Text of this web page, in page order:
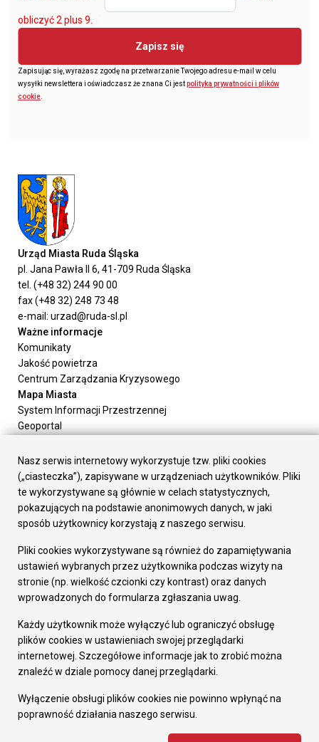
obliczyć 2 plus 9.
Zapisz się
Zapisując się, wyrażasz zgodę na przetwarzanie Twojego adresu e-mail w celu
wysyłki newslettera i oświadczasz że znana Ci jestpolityka prywatności i plików
cookie
Urząd Miasta Ruda Śląska
pl. Jana Pawła II 6, 41-709 Ruda Śląska
tel. (+48 32) 244 90 00
fax (+48 32) 248 73 48
e-mail: urzad@ruda-sl.pl
Ważne informacje
Komunikaty
Jakość powietrza
Centrum Zarządzania Kryzysowego
Mapa Miasta
System Informacji Przestrzennej
Geoportal
Załatw sprawę
Prezydent Miasta
Rada Miasta
Wydziały
Elektroniczna Skrzynka Podawcza
Gospodarka
Fundusze europejskie
Środki krajowe
Oferty inwestycyjne
Pozostałe
Deklaracja dostępności
Dane osobowe
Dodaj opinię o witrynie
Nasz serwis internetowy wykorzystuje tzw. pliki cookies
(„ciasteczka”), zapisywane w urządzeniach użytkowników. Pliki
te wykorzystywane są głównie w celach statystycznych,
pokazujących na podstawie anonimowych danych, w jaki
sposób użytkownicy korzystają z naszego serwisu.
Pliki cookies wykorzystywane są również do zapamiętywania
ustawień wybranych przez użytkownika podczas wizyty na
stronie (np. wielkość czcionki czy kontrast) oraz danych
wprowadzonych do formularza zgłaszania uwag.
Każdy użytkownik może wyłączyć lub ograniczyć obsługę
plików cookies w ustawieniach swojej przeglądarki
internetowej. Szczegółowe informacje jak to zrobić można
znaleźć w dziale pomocy danej przeglądarki.
Wyłączenie obsługi plików cookies nie powinno wpłynąć na
poprawność działania naszego serwisu.